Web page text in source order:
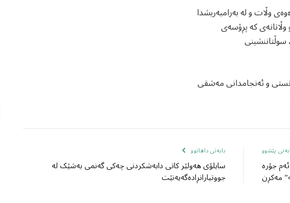
سوڵتاننشینی
و ئەنجامدانی مەشقی
پێشوو
ئەم جۆرە
مەکڕن
بابەتی داهاتوو
سایلۆی هەولێر کاتی دابەشکردنی چەکی گەنمی بەشێک لە
جووتیارانڕادەگەیەنێت